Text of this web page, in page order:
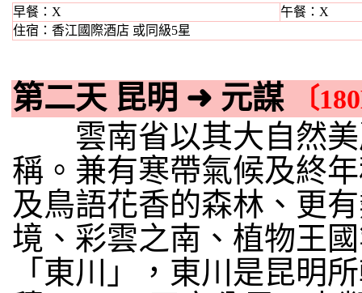
早餐：X
午餐：X
住宿：香江國際酒店 或同級5星
第二天 昆明 ➜ 元謀 〔
雲南省以其大自然美
稱。兼有寒帶氣候及終
及鳥語花香的森林、更
境、彩雲之南、植物王
「東川」，東川是昆明